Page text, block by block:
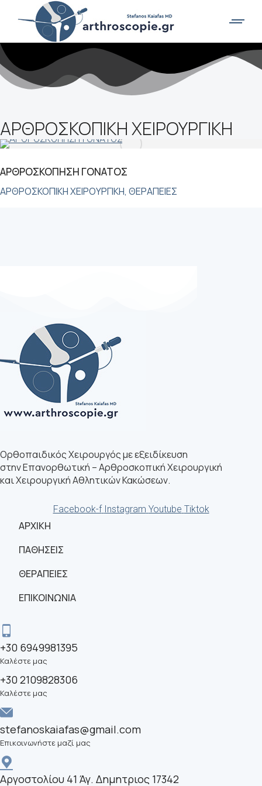
ΑΡΘΡΟΣΚΟΠΙΚΗ ΧΕΙΡΟΥΡΓΙΚΗ
ΑΡΘΡΟΣΚΟΠΗΣΗ ΓΟΝΑΤΟΣ
ΑΡΘΡΟΣΚΟΠΙΚΗ ΧΕΙΡΟΥΡΓΙΚΗ, ΘΕΡΑΠΕΙΕΣ
Ορθοπαιδικός Χειρουργός με εξειδίκευση
στην Επανορθωτική – Αρθροσκοπική Χειρουργική
και Χειρουργική Αθλητικών Κακώσεων.
Facebook-f Instagram Youtube Tiktok
ΑΡΧΙΚΗ
ΠΑΘΗΣΕΙΣ
ΘΕΡΑΠΕΙΕΣ
ΕΠΙΚΟΙΝΩΝΙΑ
+30 6949981395
Καλέστε μας
+30 2109828306
Καλέστε μας
stefanoskaiafas@gmail.com
Επικοινωνήστε μαζί μας
Αργοστολίου 41 Άγ. Δημητριος 17342